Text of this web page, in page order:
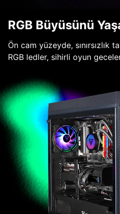
RGB Büyüsünü
Ön cam yüzeyde, sınırsızlık
RGB ledler, sihirli oyun